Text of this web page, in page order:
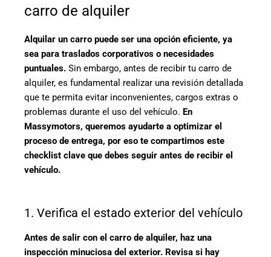
carro de alquiler
Alquilar un carro puede ser una opción eficiente, ya
sea para traslados corporativos o necesidades
puntuales. Sin embargo, antes de recibir tu carro de
alquiler, es fundamental realizar una revisión detallada
que te permita evitar inconvenientes, cargos extras o
problemas durante el uso del vehículo. En
Massymotors, queremos ayudarte a optimizar el
proceso de entrega, por eso te compartimos este
checklist clave que debes seguir antes de recibir el
vehículo.
1. Verifica el estado exterior del vehículo
Antes de salir con el carro de alquiler, haz una
inspección minuciosa del exterior. Revisa si hay